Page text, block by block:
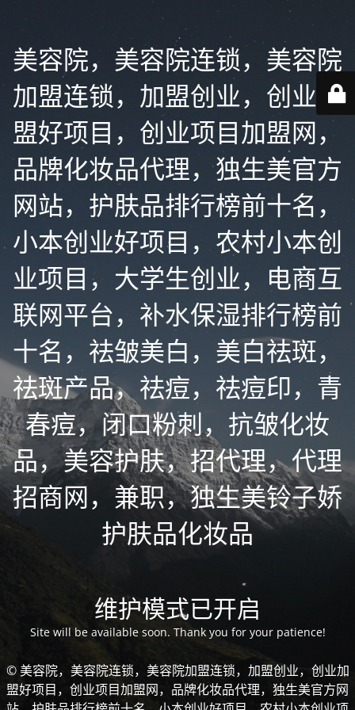
美容院，美容院连锁，美容院
加盟连锁，加盟创业，创业加
盟好项目，创业项目加盟网，
品牌化妆品代理，独生美官方
网站，护肤品排行榜前十名，
小本创业好项目，农村小本创
业项目，大学生创业，电商互
联网平台，补水保湿排行榜前
十名，祛皱美白，美白祛斑，
祛斑产品，祛痘，祛痘印，青
春痘，闭口粉刺，抗皱化妆
品，美容护肤，招代理，代理
招商网，兼职，独生美铃子娇
护肤品化妆品
维护模式已开启
Site will be available soon. Thank you for your patience!
© 美容院，美容院连锁，美容院加盟连锁，加盟创业，创业加
盟好项目，创业项目加盟网，品牌化妆品代理，独生美官方网